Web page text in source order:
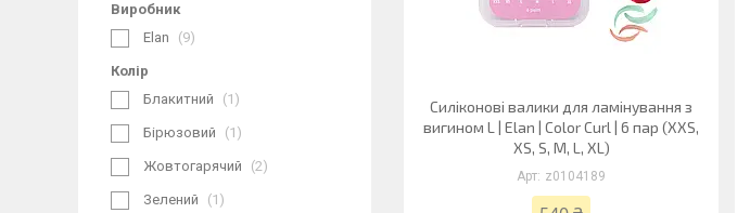
Силіконові валики для ламінування з
вигином L | Elan | Color Curl | 6 пар (XXS,
XS, S, M, L, XL)
z0104189
Виробник
Elan
9
Колір
Блакитний
1
Бірюзовий 1
Жовтогарячий 2
Зелений 1